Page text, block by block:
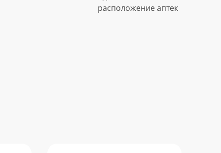
расположение аптек